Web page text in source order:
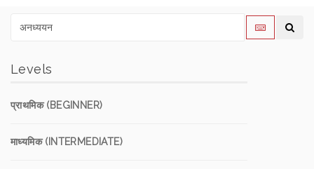
Levels
प्राथमिक (BEGINNER)
माध्यमिक (INTERMEDIATE)